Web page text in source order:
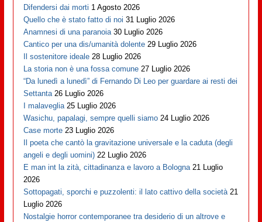
Difendersi dai morti 1 Agosto 2026
Quello che è stato fatto di noi 31 Luglio 2026
Anamnesi di una paranoia 30 Luglio 2026
Cantico per una dis/umanità dolente 29 Luglio 2026
Il sostenitore ideale 28 Luglio 2026
La storia non è una fossa comune 27 Luglio 2026
“Da lunedì a lunedì” di Fernando Di Leo per guardare ai resti dei
Settanta 26 Luglio 2026
I malaveglia 25 Luglio 2026
Wasichu, papalagi, sempre quelli siamo 24 Luglio 2026
Case morte 23 Luglio 2026
Il poeta che cantò la gravitazione universale e la caduta (degli
angeli e degli uomini) 22 Luglio 2026
E man int la zità, cittadinanza e lavoro a Bologna 21 Luglio
2026
Sottopagati, sporchi e puzzolenti: il lato cattivo della società 21
Luglio 2026
Nostalgie horror contemporanee tra desiderio di un altrove e